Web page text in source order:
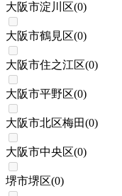
大阪市淀川区(0)
大阪市鶴見区(0)
大阪市住之江区(0)
大阪市平野区(0)
大阪市北区梅田(0)
大阪市中央区(0)
堺市堺区(0)